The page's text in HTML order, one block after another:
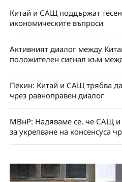
Китай и САЩ поддържат
икономическите въпроси
Активният диалог между
положителен сигнал към
Пекин: Китай и САЩ трябва
чрез равноправен диалог
МВнР: Надяваме се, че САЩ и
за укрепване на консенсуса